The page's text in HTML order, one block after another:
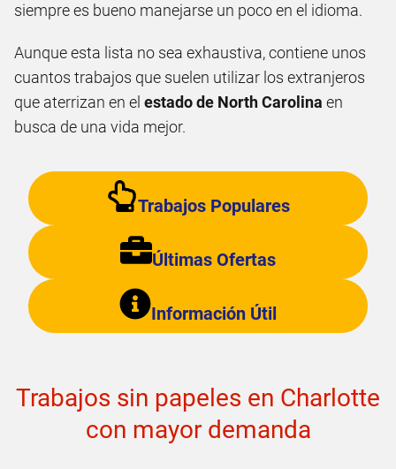
siempre es bueno manejarse un poco en el idioma.
Aunque esta lista no sea exhaustiva, contiene unos
cuantos trabajos que suelen utilizar los extranjeros
que aterrizan en el estado de North Carolina en
busca de una vida mejor.
Trabajos Populares
Últimas Ofertas
Información Útil
Trabajos sin papeles en Charlotte
con mayor demanda